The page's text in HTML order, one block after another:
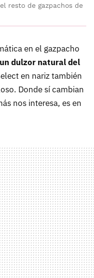
resto de gazpachos de
en el gazpacho
dulzor natural del
en nariz también
Donde sí cambian
nos interesa, es en